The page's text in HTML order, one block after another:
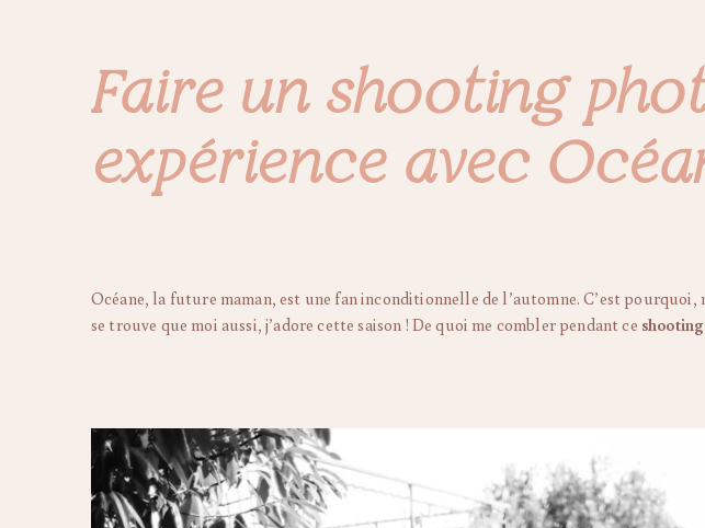
Faire un shooting
expérience avec
Océane, la future maman, est une fan inconditionnelle de l’automne. C’est pourquoi,
se trouve que moi aussi, j’adore cette saison ! De quoi me combler pendant ce